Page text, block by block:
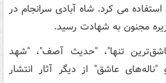
می کرد. شاه آبادی سرانجام در
تنها"، "حدیث آصف"، "شهد
عاشق" از دیگر آثار انتشار